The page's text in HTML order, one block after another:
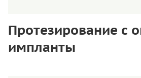
Протезирование с
импланты